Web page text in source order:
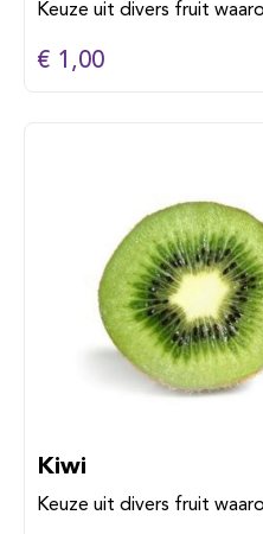
Keuze uit divers fruit
€ 1,00
Kiwi
Keuze uit divers fruit